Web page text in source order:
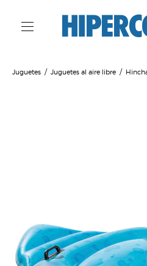
Juguetes Juguetes al aire libre